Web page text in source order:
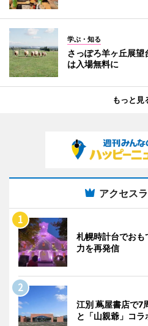
学ぶ・知る
さっぽろ羊ヶ丘展
は入場無料に
もっと見
アクセス
札幌時計台でお
力を再発信
江別 蔦屋書店で
と「山親爺」コラ